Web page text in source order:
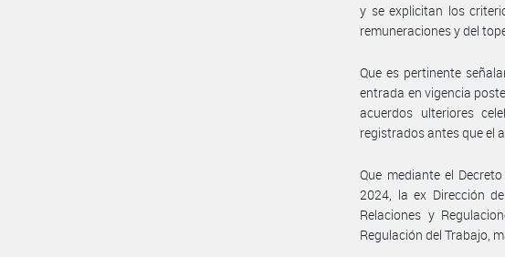
y se explicitan los
remuneraciones y del
Que es pertinente
entrada en vigencia
acuerdos ulteriores
registrados antes que el
Que mediante el
2024, la ex Dirección
Relaciones y
Regulación del Trabajo,